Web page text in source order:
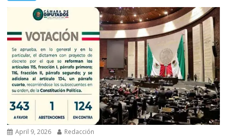
April 9, 2026 Redacción